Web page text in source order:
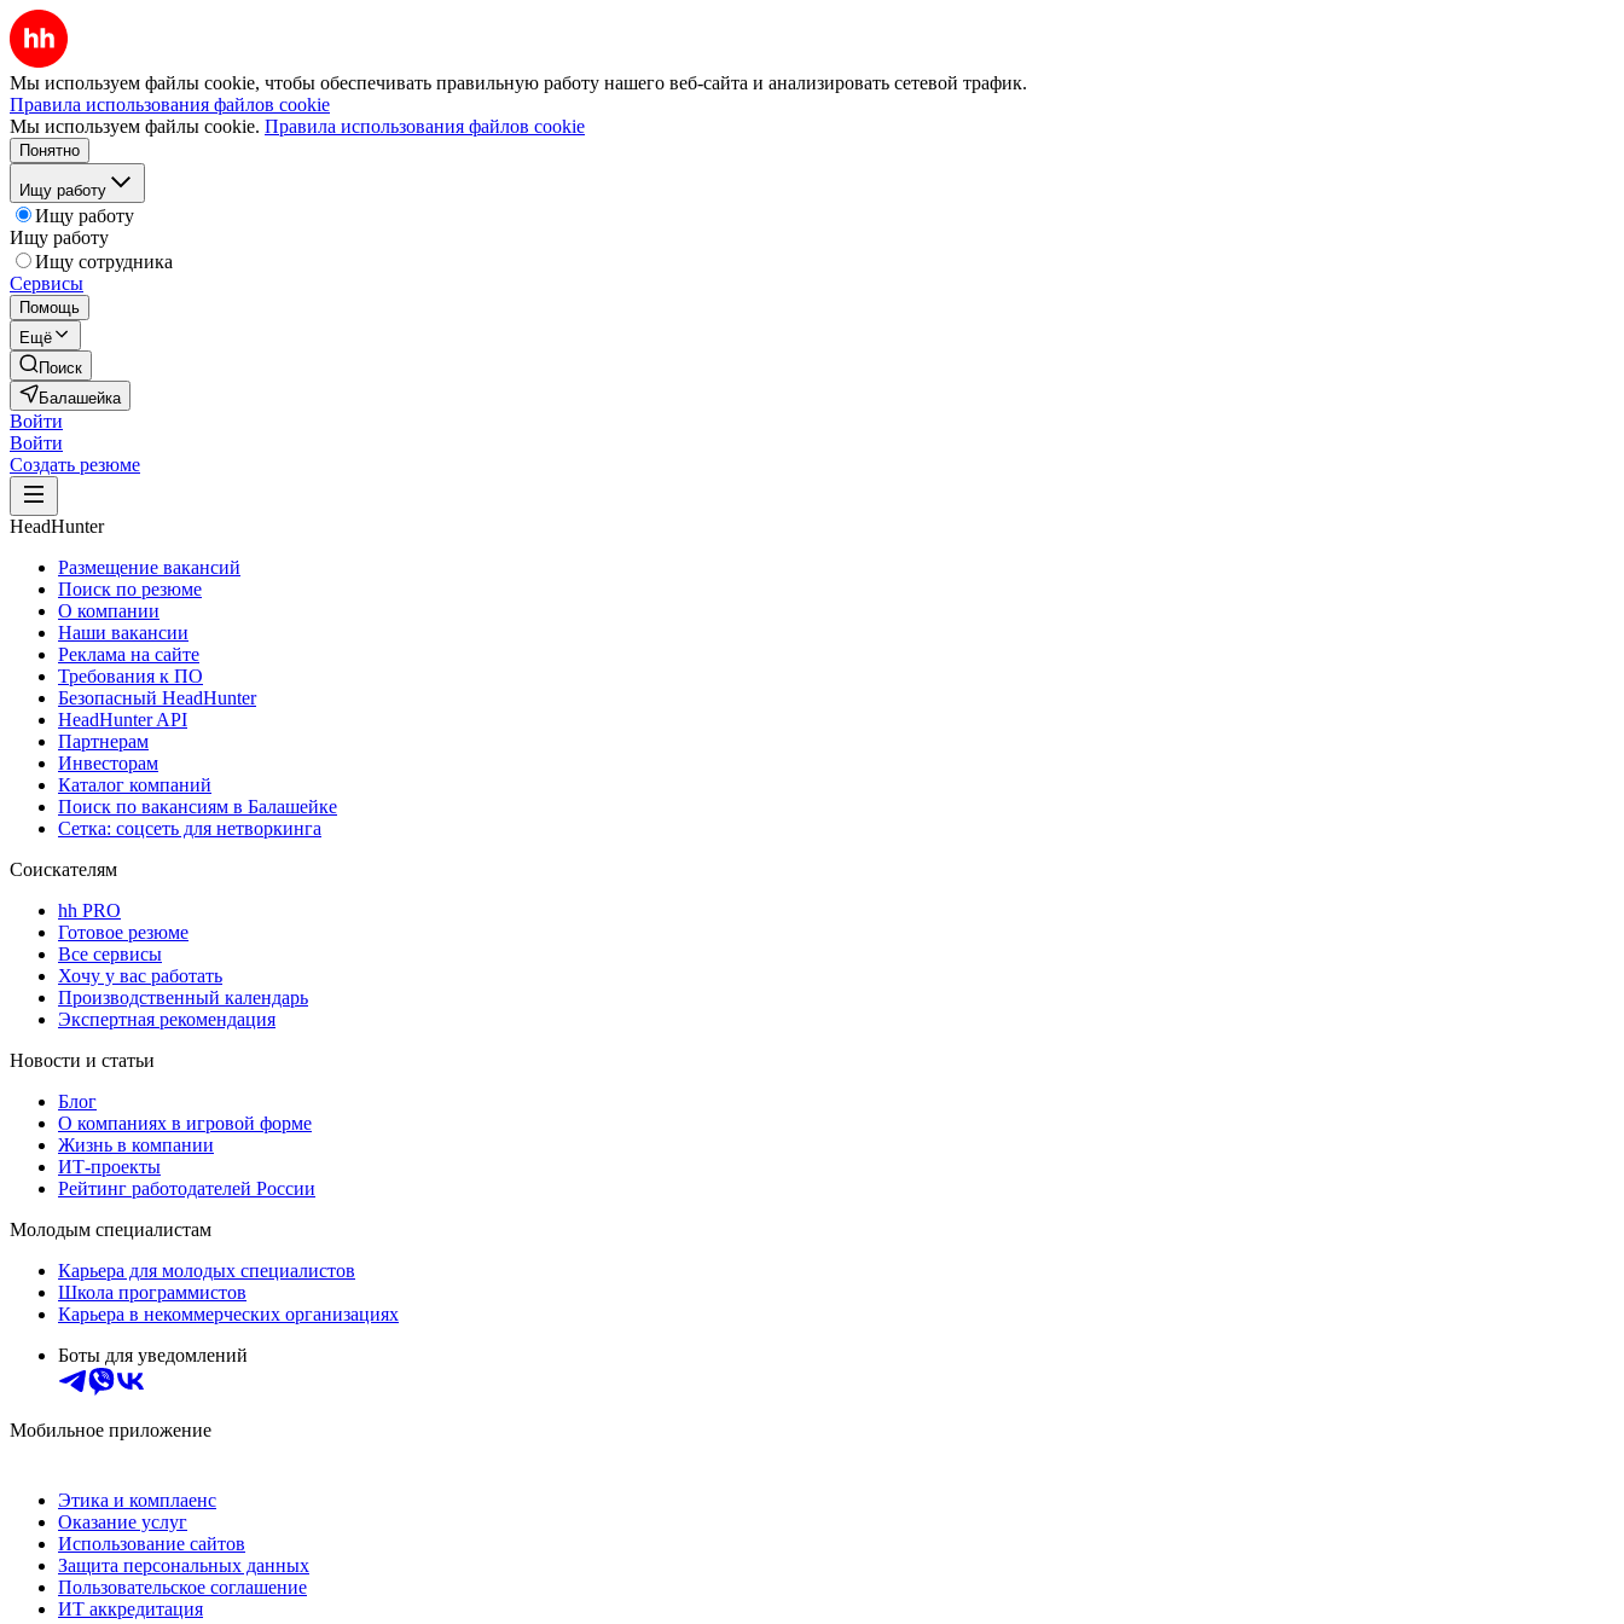
Мы используем файлы cookie, чтобы обеспечивать правильную работу нашего веб-сайта и анализировать сетевой трафик.
Правила использования файлов cookie
Мы используем файлы cookie. Правила использования файлов cookie
Понятно
Ищу работу
Ищу работу
Ищу работу
Ищу сотрудника
Сервисы
Помощь
Ещё
Поиск
Балашейка
Войти
Войти
Создать резюме
HeadHunter
Размещение вакансий
Поиск по резюме
О компании
Наши вакансии
Реклама на сайте
Требования к ПО
Безопасный HeadHunter
HeadHunter API
Партнерам
Инвесторам
Каталог компаний
Поиск по вакансиям в Балашейке
Сетка: соцсеть для нетворкинга
Соискателям
hh PRO
Готовое резюме
Все сервисы
Хочу у вас работать
Производственный календарь
Экспертная рекомендация
Новости и статьи
Блог
О компаниях в игровой форме
Жизнь в компании
ИТ-проекты
Рейтинг работодателей России
Молодым специалистам
Карьера для молодых специалистов
Школа программистов
Карьера в некоммерческих организациях
Боты для уведомлений
Мобильное приложение
Этика и комплаенс
Оказание услуг
Использование сайтов
Защита персональных данных
Пользовательское соглашение
ИТ аккредитация